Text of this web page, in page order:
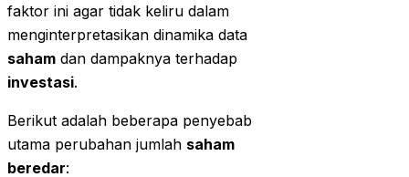
faktor ini agar tidak keliru dalam
menginterpretasikan dinamika data
saham dan dampaknya terhadap
investasi.
Berikut adalah beberapa penyebab
utama perubahan jumlah saham
beredar: